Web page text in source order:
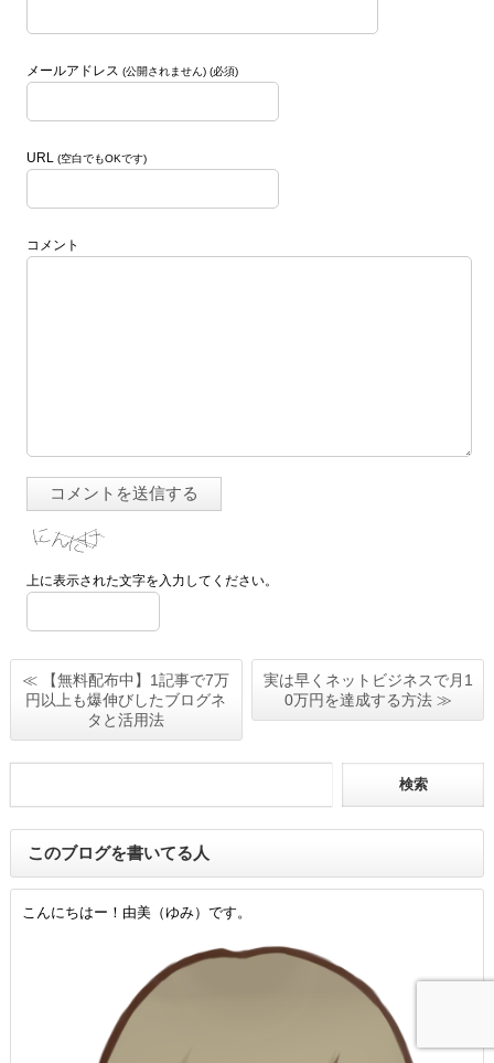
メールアドレス (公開されません) (必須)
URL (空白でもOKです)
コメント
上に表示された文字を入力してください。
≪ 【無料配布中】1記事で7万
円以上も爆伸びしたブログネ
タと活用法
実は早くネットビジネスで月1
0万円を達成する方法 ≫
このブログを書いてる人
こんにちはー！由美（ゆみ）です。